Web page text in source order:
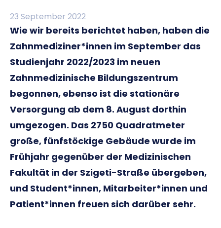
23 September 2022
Wie wir bereits berichtet haben, haben die
Zahnmediziner*innen im September das
Studienjahr 2022/2023 im neuen
Zahnmedizinische Bildungszentrum
begonnen, ebenso ist die stationäre
Versorgung ab dem 8. August dorthin
umgezogen. Das 2750 Quadratmeter
große, fünfstöckige Gebäude wurde im
Frühjahr gegenüber der Medizinischen
Fakultät in der Szigeti-Straße übergeben,
und Student*innen, Mitarbeiter*innen und
Patient*innen freuen sich darüber sehr.